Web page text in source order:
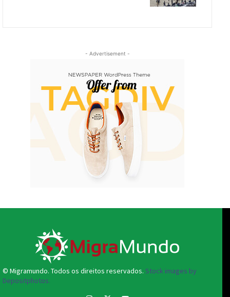
- Advertisement -
© Migramundo. Todos os direitos reservados. Stock images by
Depositphotos.